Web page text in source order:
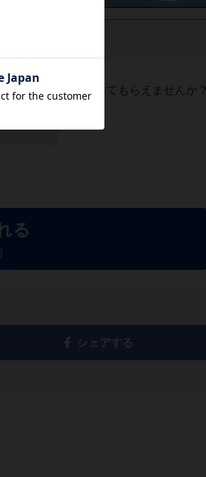
めに感想を共有してもらえませんか？
る
シェアする